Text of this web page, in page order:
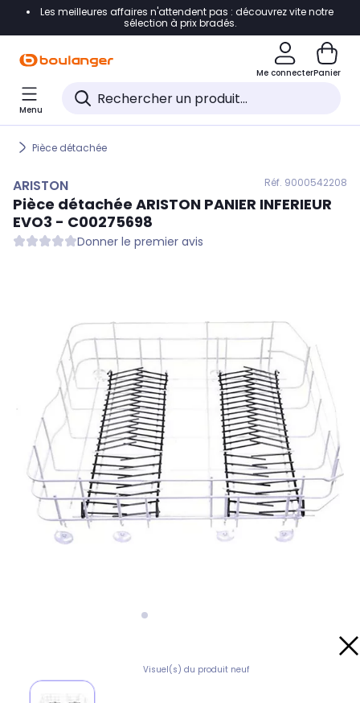
Accéder directement à la navigation
Accéder directement au pied de page
Accéder directement au chatbot
Les meilleures affaires n'attendent pas : découvrez vite notre
sélection à prix bradés.
Me connecterPanier
Menu
Pièce détachée
ARISTON Réf. 9000542208
Pièce détachée ARISTON PANIER INFERIEUR
EVO3 - C00275698
Donner le premier avis
Visuel(s) du produit neuf